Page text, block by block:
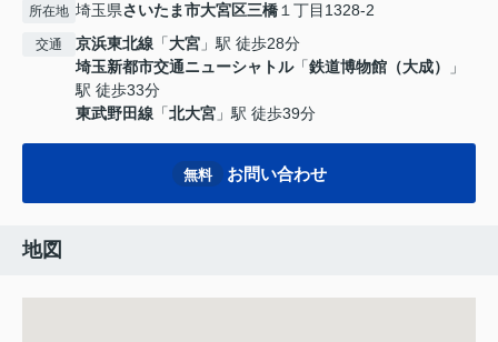
所在地 埼玉県さいたま市大宮区三橋 １丁目1328-2
交通 京浜東北線 「大宮 」駅 徒歩28分
埼玉新都市交通ニューシャトル「鉄道博物館（大成）
」
駅 徒歩33分
東武野田線 「北大宮 」駅 徒歩39分
無料 お問い合わせ
地図